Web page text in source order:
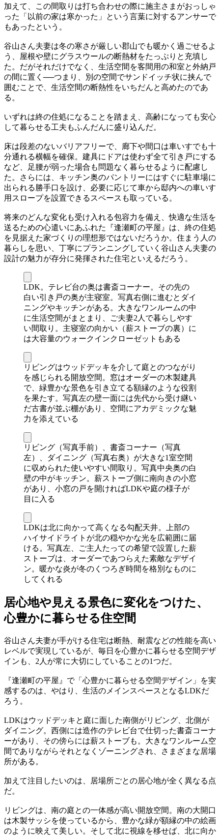
加えて、この間取りは打ち合わせの際に施主さまがおっしゃ
った「以前の家は寒かった」という言葉に対するアンサーで
もあったという。
谷山さん夫妻は冬の寒さが厳しい郡山でも暖かく過ごせるよ
う、屋根や壁にグラスウールの断熱材をたっぷりと充填し
た。だがそれだけでなく、生活空間を客間用の和室と外納戸
の間に置く──つまり、別の空間でサンドイッチ状に挟んで
囲むことで、生活空間の断熱性をいちだんと高めたのであ
る。
いずれは終の住処になることを踏まえ、高齢になっても安心
して暮らせる工夫もふんだんに盛り込んだ。
床は段差のないバリアフリーで、廊下や間口は車いすでも十
分通れる横幅を確保。建具にドアは使わず全て引き戸にする
など、足腰が弱った場合も問題なく暮らせるように配慮し
た。さらには、キッチン奥のパントリーにはすぐに駐車場に
出られる勝手口を設け、必要に応じて車から邸内への車いす
用スロープを設置できるスペースも取っている。
将来のどんな変化も受け入れる包容力を備え、快適な生活を
送るための心遣いにあふれた『逢瀬町の平屋』は、終の住処
を見据えた家づくりの理想形ではないだろうか。住まう人の
暮らしを思い、丁寧にプランニングしていく谷山さん夫妻の
設計の魅力が存分に発揮された住宅といえるだろう。
LDK。テレビ台の奥は書斎コーナー。その先の
白い引き戸の奥が主寝室。写真右側に進むとダイ
ニングやキッチンがある。大きなワンルームの中
に生活空間がまとまり、ご夫妻2人で暮らしやす
い間取り。主寝室の向かい（薪ストーブの裏）に
は大容量のウォークインクローゼットもある
リビングはウッドデッキを介して庭とのつながり
を感じられる開放空間。窓はオーダーの木製建具
で、緑豊かな景色を引き立てる額縁のような役割
を果たす。写真左の壁一面には先代から受け継い
だ古書が並ぶ棚があり、空間にアカデミックな魅
力を添えている
リビング（写真手前）、書斎コーナー（写真
左）、ダイニング（写真右奥）が大きな1室空間
に収められた使いやすい間取り。写真中央奥の白
壁の中がキッチン。薪ストーブ側に南向きの小窓
があり、小窓の戸を開ければLDKや庭の様子が
目に入る
LDKは北に向かって高くなる勾配天井。上部の
ハイサイドライトが北の穏やかな光を広範囲に届
ける。写真左、ご主人たっての希望で設置した薪
ストーブは、オーダーであつらえた素敵なデザイ
ン。暖かな炎が冬のくつろぎ時間を格別なものに
してくれる
居心地や見える景色に変化をつけた、
心豊かに暮らせる住空間
谷山さん夫妻が手がける住宅は断熱、耐震などの性能を高い
レベルで実現しているが、毎日を心豊かに暮らせる空間デザ
インも、2人が常に大切にしていることの1つだ。
『逢瀬町の平屋』で「心豊かに暮らせる空間デザイン」を実
感するのは、やはり、生活のメインスペースとなるLDKだ
ろう。
LDKはウッドデッキと庭に面した南側がリビング、北側が
ダイニング。西側には造作のテレビ台で仕切った書斎コーナ
ーがあり、その傍らには薪ストーブも。大きなワンルーム空
間でありながらそれとなくゾーニングされ、さまざまな居場
所がある。
加えて注目したいのは、居場所ごとの居心地が全く異なる点
だ。
リビングは、南の庭との一体感が高い開放空間。南の大開口
は木製サッシを使っているから、豊かな緑が額縁の中の絵画
のように映えて美しい。そして北に視線を移せば、北に向か